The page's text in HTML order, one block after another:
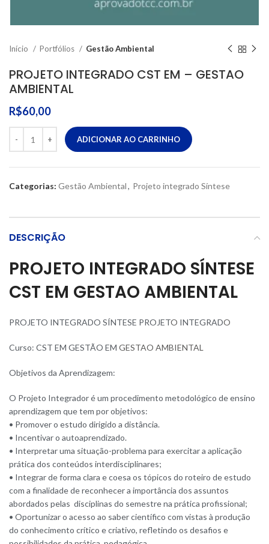
Início Portfólios Gestão Ambiental
PROJETO INTEGRADO CST EM – GESTAO
AMBIENTAL
R$60,00
ADICIONAR AO CARRINHO
Categorias: Gestão Ambiental, Projeto integrado Síntese
DESCRIÇÃO
PROJETO INTEGRADO SÍNTESE
CST EM GESTAO AMBIENTAL
PROJETO INTEGRADO SÍNTESE PROJETO INTEGRADO
Curso: CST EM GESTÃO EM GESTAO AMBIENTAL
Objetivos da Aprendizagem:
O Projeto Integrador é um procedimento metodológico de ensino
aprendizagem que tem por objetivos:
• Promover o estudo dirigido a distância.
• Incentivar o autoaprendizado.
• Interpretar uma situação-problema para exercitar a aplicação
prática dos conteúdos interdisciplinares;
• Integrar de forma clara e coesa os tópicos do roteiro de estudo
com a finalidade de reconhecer a importância dos assuntos
abordados pelas disciplinas do semestre na prática profissional;
• Oportunizar o acesso ao saber científico com vistas à produção
do conhecimento crítico e criativo, refletindo os desafios e